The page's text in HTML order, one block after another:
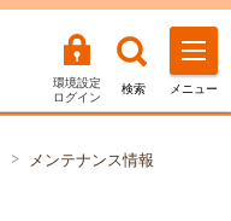
環境設定
ログイン
検索 メニュー
メンテナンス情報